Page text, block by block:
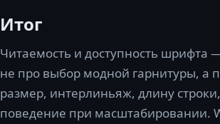
Итог
Читаемость и доступность шрифта
не про выбор модной гарнитуры, а
размер, интерлиньяж, длину
поведение при масштабировании.